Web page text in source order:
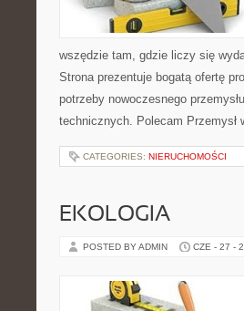
wszędzie tam, gdzie liczy się
Strona prezentuje bogatą ofertę
potrzeby nowoczesnego
technicznych. Polecam
CATEGORIES: NIERUCHOMOŚCI
EKOLOGIA
POSTED BY ADMIN CZE - 27 -